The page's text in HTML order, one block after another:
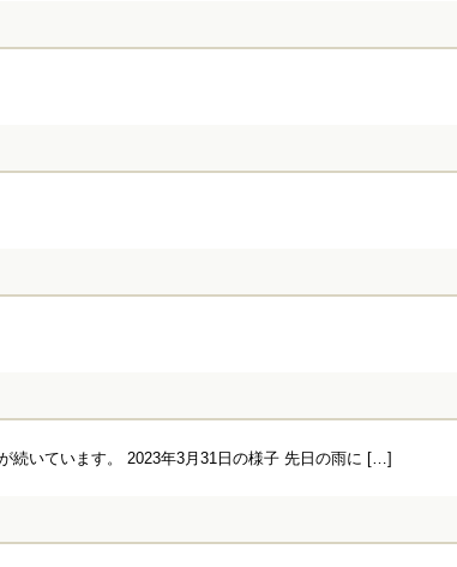
続いています。 2023年3月31日の様子 先日の雨に […]